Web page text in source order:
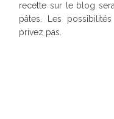
recette sur le blog
pâtes. Les
privez pas.